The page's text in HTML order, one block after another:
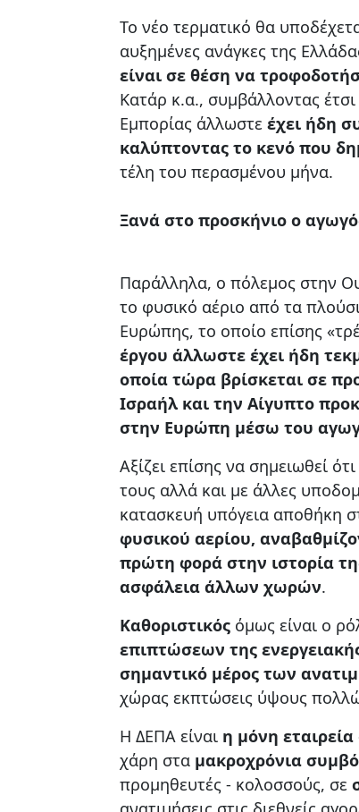
Το νέο τερματικό θα
αυξημένες ανάγκες της
είναι σε θέση να
Κατάρ κ.α., συμβάλλοντας
Εμπορίας άλλωστε έχει ήδη
καλύπτοντας το κενό που
τέλη του περασμένου μήνα.
Ξανά στο προσκήνιο ο
Παράλληλα, ο πόλεμος στην
το φυσικό αέριο από τα
Ευρώπης, το οποίο επίσης
έργου άλλωστε έχει ήδη
οποία τώρα βρίσκεται σε
Ισραήλ και την Αίγυπτο
στην Ευρώπη μέσω του
Αξίζει επίσης να σημειωθεί
τους αλλά και με άλλες
κατασκευή υπόγεια αποθήκη
φυσικού αερίου,
πρώτη φορά στην ιστορία
ασφάλεια άλλων χωρών.
Καθοριστικός όμως είναι ο
επιπτώσεων της
σημαντικό μέρος των
χώρας εκπτώσεις ύψους
Η ΔΕΠΑ είναι η μόνη
χάρη στα μακροχρόνια
προμηθευτές - κολοσσούς, σε